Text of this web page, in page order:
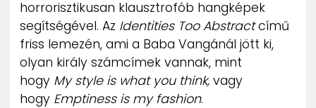
horrorisztikusan klausztrofób hangképek
segítségével. Az Identities Too Abstractcímű
friss lemezén, ami a Baba Vangánál jött ki,
olyan király számcímek vannak, mint
hogy My style is what you think, vagy
hogy Emptiness is my fashion.